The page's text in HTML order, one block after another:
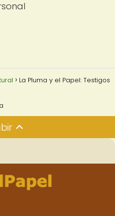
La Pluma y el Papel: Testigos